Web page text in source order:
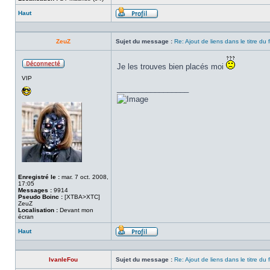
Haut
Profil
ZeuZ Sujet du message : Re: Ajout de liens dans le titre du
VIP
Enregistré le : mar. 7 oct. 2008,
17:05
Messages : 9914
Pseudo Boinc : [XTBA>XTC]
ZeuZ
Localisation : Devant mon
écran
Je les trouves bien placés moi
Haut
Profil
IvanleFou Sujet du message : Re: Ajout de liens dans le titre du